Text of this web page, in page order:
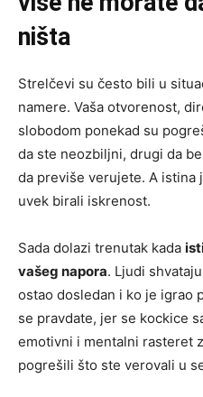
ništa
Strelčevi su često bili u
namere. Vaša otvorenost,
slobodom ponekad su
da ste neozbiljni, drugi da
da previše verujete. A istina
uvek birali iskrenost.
Sada dolazi trenutak kada
vašeg napora. Ljudi
ostao dosledan i ko je igrao
se pravdate, jer se kockice
emotivni i mentalni rasteret
pogrešili što ste verovali u